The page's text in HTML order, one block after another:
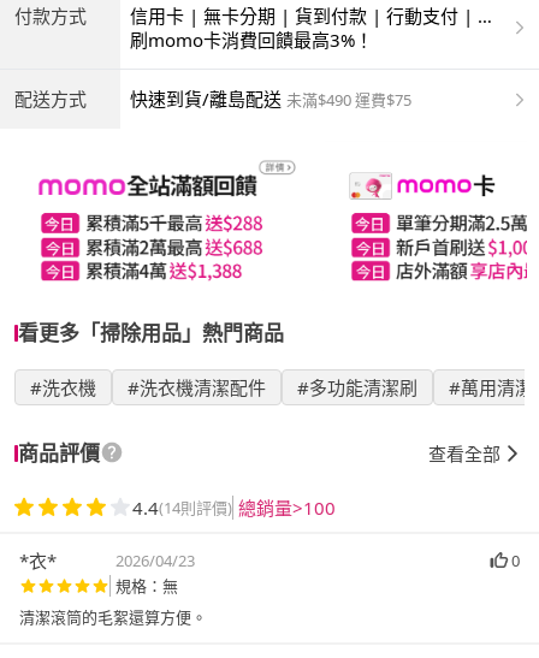
付款方式
信用卡 | 無卡分期 | 貨到付款 | 行動支付 | 超
商付款 | ATM | 銀聯卡
刷momo卡消費回饋最高3%！
配送方式 快速到貨/離島配送 未滿$490 運費$75
看更多「掃除用品」熱門商品
#洗衣機 #洗衣機清潔配件 #多功能清潔刷 #萬用清潔
商品評價 查看全部
4.4(14則評價) 總銷量>100
*衣* 2026/04/23
0
規格：無
清潔滾筒的毛絮還算方便。